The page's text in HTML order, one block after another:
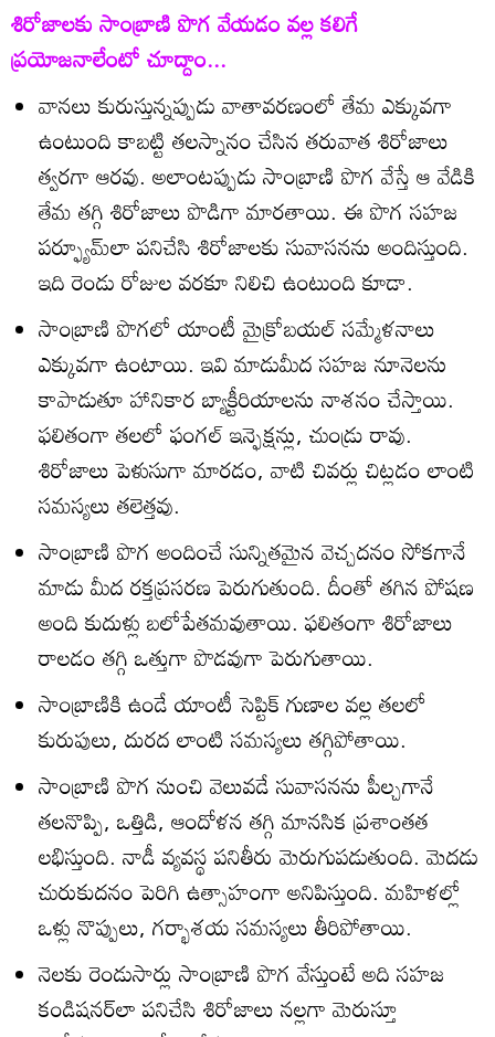
శిరోజాలకు సాంబ్రాణి పొగ వేయడం వల్ల కలిగే
ప్రయోజనాలేంటో చూద్దాం...
వానలు కురుస్తున్నప్పుడు వాతావరణంలో తేమ ఎక్కువగా
ఉంటుంది కాబట్టి తలస్నానం చేసిన తరువాత శిరోజాలు
త్వరగా ఆరవు. అలాంటప్పుడు సాంబ్రాణి పొగ వేస్తే ఆ వేడికి
తేమ తగ్గి శిరోజాలు పొడిగా మారతాయి. ఈ పొగ సహజ
పర్ఫ్యూమ్‌లా పనిచేసి శిరోజాలకు సువాసనను అందిస్తుంది.
ఇది రెండు రోజుల వరకూ నిలిచి ఉంటుంది కూడా.
సాంబ్రాణి పొగలో యాంటీ మైక్రోబయల్‌ సమ్మేళనాలు
ఎక్కువగా ఉంటాయి. ఇవి మాడుమీద సహజ నూనెలను
కాపాడుతూ హానికార బ్యాక్టీరియాలను నాశనం చేస్తాయి.
ఫలితంగా తలలో ఫంగల్‌ ఇన్ఫెక్షన్లు, చుండ్రు రావు.
శిరోజాలు పెళుసుగా మారడం, వాటి చివర్లు చిట్లడం లాంటి
సమస్యలు తలెత్తవు.
సాంబ్రాణి పొగ అందించే సున్నితమైన వెచ్చదనం సోకగానే
మాడు మీద రక్తప్రసరణ పెరుగుతుంది. దీంతో తగిన పోషణ
అంది కుదుళ్లు బలోపేతమవుతాయి. ఫలితంగా శిరోజాలు
రాలడం తగ్గి ఒత్తుగా పొడవుగా పెరుగుతాయి.
సాంబ్రాణికి ఉండే యాంటీ సెప్టిక్‌ గుణాల వల్ల తలలో
కురుపులు, దురద లాంటి సమస్యలు తగ్గిపోతాయి.
సాంబ్రాణి పొగ నుంచి వెలువడే సువాసనను పీల్చగానే
తలనొప్పి, ఒత్తిడి, ఆందోళన తగ్గి మానసిక ప్రశాంతత
లభిస్తుంది. నాడీ వ్యవస్థ పనితీరు మెరుగుపడుతుంది. మెదడు
చురుకుదనం పెరిగి ఉత్సాహంగా అనిపిస్తుంది. మహిళల్లో
ఒళ్లు నొప్పులు, గర్భాశయ సమస్యలు తీరిపోతాయి.
నెలకు రెండుసార్లు సాంబ్రాణి పొగ వేస్తుంటే అది సహజ
కండిషనర్‌లా పనిచేసి శిరోజాలు నల్లగా మెరుస్తూ